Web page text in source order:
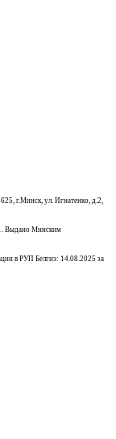
г.Минск, ул. Игнатенко, д.2,
Выдано Минским
в РУП Белгиэ: 14.08.2025 за